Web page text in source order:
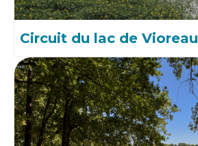
Circuit du lac de Vioreau